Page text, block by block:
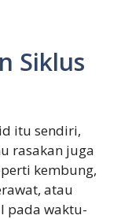
Siklus
itu sendiri,
rasakan juga
kembung,
atau
pada waktu-